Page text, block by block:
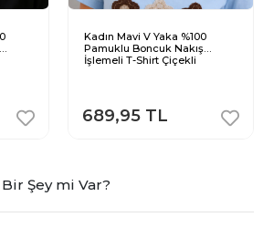
Kadın Mavi V Yaka %100
Pamuklu Boncuk Nakış
İşlemeli T-Shirt Çiçekli
689,95 TL
Bir Şey mi Var?